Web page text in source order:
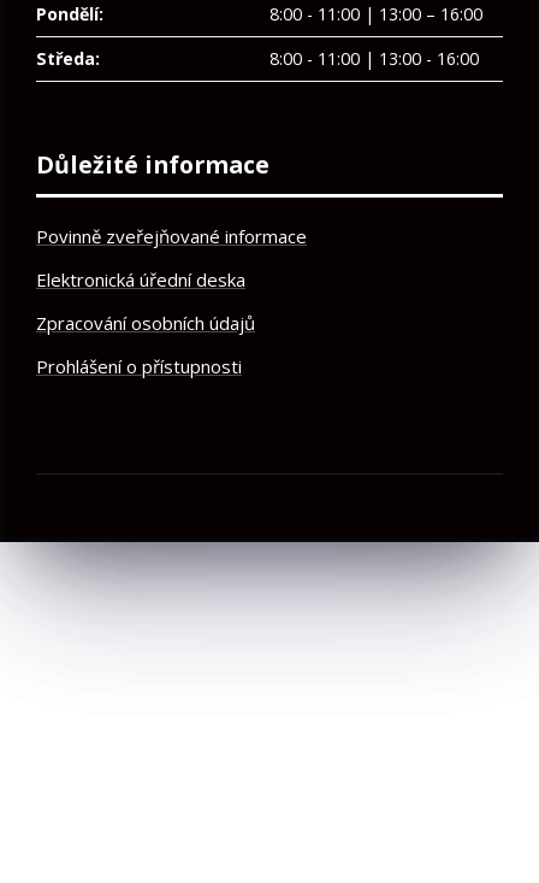
Pondělí:
8:00 - 11:00 | 13:00 – 16:00
Středa:
8:00 - 11:00 | 13:00 - 16:00
Důležité informace
Povinně zveřejňované informace
Elektronická úřední deska
Zpracování osobních údajů
Prohlášení o přístupnosti